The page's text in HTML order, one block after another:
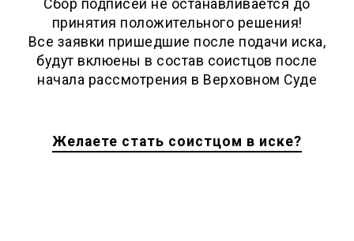
Сбор подписей не останавливается до
принятия положительного решения!
Все заявки пришедшие после подачи иска,
будут вклюены в состав соистцов после
начала рассмотрения в Верховном Суде
Желаете стать соистцом в иске?